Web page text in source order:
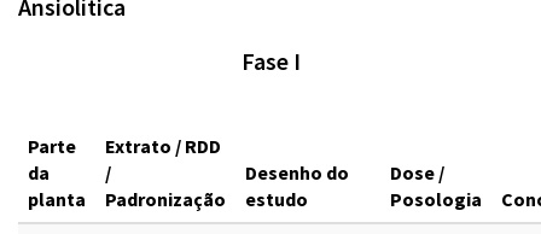
Ansiolítica
Fase I
Parte
da
planta
Extrato / RDD
/
Padronização
Desenho do
estudo
Dose /
Posologia